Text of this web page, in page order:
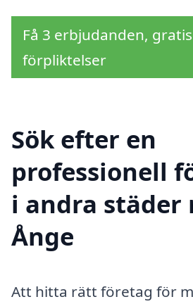
Få 3 erbjudanden,
förpliktelser
Sök efter en
professionell
i andra städer
Ånge
Att hitta rätt företag för